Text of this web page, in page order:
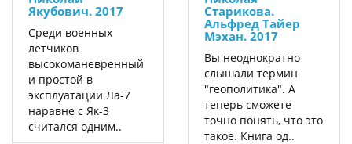
Якубович. 2017
Среди военных
летчиков
высокоманевренный
и простой в
эксплуатации Ла-7
наравне с Як-3
считался одним..
Старикова.
Альфред Тайер
Мэхан. 2017
Вы неоднократно
слышали термин
"геополитика". А
теперь сможете
точно понять, что это
такое. Книга од..